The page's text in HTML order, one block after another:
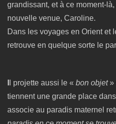
grandissant, et à ce moment-
nouvelle venue, Caroline.
Dans les voyages en Orient et
retrouve en quelque sorte le
l projette aussi le « bon objet»
tiennent une grande place
associe au paradis maternel